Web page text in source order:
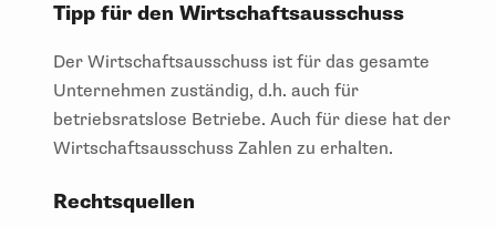
Tipp für den Wirtschaftsausschuss
Der Wirtschaftsausschuss ist für das gesamte
Unternehmen zuständig, d.h. auch für
betriebsratslose Betriebe. Auch für diese hat der
Wirtschaftsausschuss Zahlen zu erhalten.
Rechtsquellen